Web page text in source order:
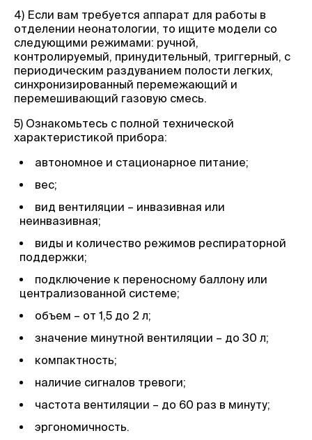
4) Если вам требуется аппарат для работы в
отделении неонатологии, то ищите модели со
следующими режимами: ручной,
контролируемый, принудительный, триггерный, с
периодическим раздуванием полости легких,
синхронизированный перемежающий и
перемешивающий газовую смесь.
5) Ознакомьтесь с полной технической
характеристикой прибора:
автономное и стационарное питание;
вес;
вид вентиляции – инвазивная или
неинвазивная;
виды и количество режимов респираторной
поддержки;
подключение к переносному баллону или
централизованной системе;
объем – от 1,5 до 2 л;
значение минутной вентиляции – до 30 л;
компактность;
наличие сигналов тревоги;
частота вентиляции – до 60 раз в минуту;
эргономичность.